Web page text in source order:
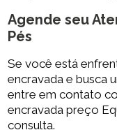
Agende seu
Pés
Se você está
encravada e busca
entre em contato
encravada preço
consulta.